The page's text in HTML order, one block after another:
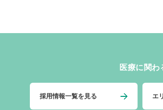
医療に関
採用情報一覧を見る エ